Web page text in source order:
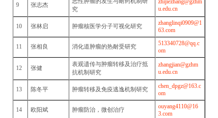
9 张志杰
究
zhijiezhang@gzhm
u.edu.cn
10 张林启 肿瘤核医学分子可视化研究
zhanglinqi0909@1
63.com
11 张相良 消化道肿瘤的热耐受研究
513340728@qq.c
om
12 张健
表观遗传与肿瘤转移及治疗抵
抗机制研究
zhangjian@gzhm
u.edu.cn
13 陈冬平 肿瘤转移及免疫逃逸机制研究
chen_dpgz@163.c
om
14 欧阳斌 肿瘤防治，微创治疗
ouyang4110@16
3.com